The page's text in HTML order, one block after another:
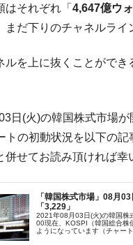
整備」⇒ だから無理だって
JPモルガン「韓国レバレ
韓国『国民年金公団』株
⇒ あの名物教授も登場！
韓国「橋が落ちました
韓国鉄鋼最大手『
％も減少
米国下院「韓国の公務
案」提出！⇒ クーパン問
はそれぞれ「 4,647億ウ
まだ下りのチャネルライ
ルを上に抜くことができ
日(火)の韓国株式市場が
トの初動状況を以下の記
併せてお読み頂ければ幸
「韓国株式市場」08月
「3,229」
2021年08月03日(火)の韓国株
00現在、KOSPI（韓国総合株
ようになっています（チャー